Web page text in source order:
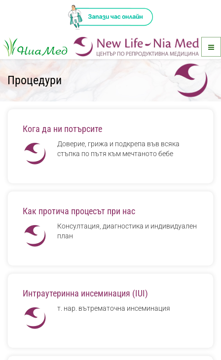
Процедури
Кога да ни потърсите
Доверие, грижа и подкрепа във всяка
стъпка по пътя към мечтаното бебе
Как протича процесът при нас
Консултация, диагностика и индивидуален
план
Интраутеринна инсеминация (IUI)
т. нар. вътрематочна инсеминация